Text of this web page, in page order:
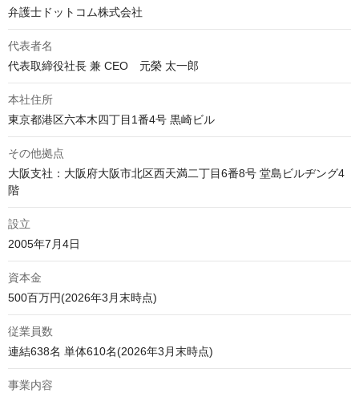
弁護士ドットコム株式会社
代表者名
本社住所
その他拠点
大阪支社：大阪府大阪市北区西天満二丁目6番8号 堂島ビルヂング4
設立
資本金
500百万円(2026年3月末時点)
従業員数
連結638名 単体610名(2026年3月末時点)
事業内容